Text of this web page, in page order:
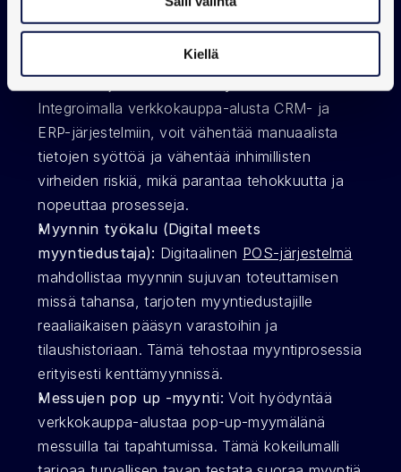
Kiellä
digitaalisena työkaluna:
Integroimalla verkkokauppa-alusta CRM- ja
ERP-järjestelmiin, voit vähentää manuaalista
tietojen syöttöä ja vähentää inhimillisten
virheiden riskiä, mikä parantaa tehokkuutta ja
nopeuttaa prosesseja.
Myynnin työkalu (Digital meets
myyntiedustaja): Digitaalinen POS-järjestelmä
mahdollistaa myynnin sujuvan toteuttamisen
missä tahansa, tarjoten myyntiedustajille
reaaliaikaisen pääsyn varastoihin ja
tilaushistoriaan. Tämä tehostaa myyntiprosessia
erityisesti kenttämyynnissä.
Messujen pop up -myynti: Voit hyödyntää
verkkokauppa-alustaa pop-up-myymälänä
messuilla tai tapahtumissa. Tämä kokeilumalli